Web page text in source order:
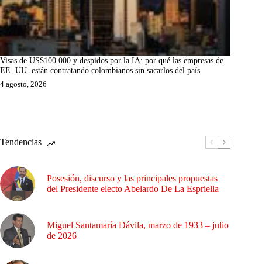
Visas de US$100.000 y despidos por la IA: por qué las empresas de
EE. UU. están contratando colombianos sin sacarlos del país
4 agosto, 2026
Tendencias
Posesión, discurso y las principales propuestas
del Presidente electo Abelardo De La Espriella
Miguel Santamaría Dávila, marzo de 1933 – julio
de 2026